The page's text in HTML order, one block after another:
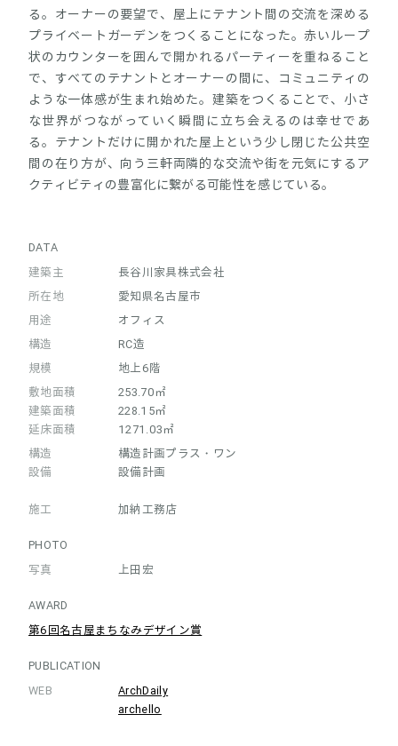
る。オーナーの要望で、屋上にテナント間の交流を深める
プライベートガーデンをつくることになった。赤いループ
状のカウンターを囲んで開かれるパーティーを重ねること
で、すべてのテナントとオーナーの間に、コミュニティの
ような一体感が生まれ始めた。建築をつくることで、小さ
な世界がつながっていく瞬間に立ち会えるのは幸せであ
る。テナントだけに開かれた屋上という少し閉じた公共空
間の在り方が、向う三軒両隣的な交流や街を元気にするア
クティビティの豊富化に繋がる可能性を感じている。
DATA
建築主
長谷川家具株式会社
所在地
愛知県名古屋市
用途
オフィス
構造
RC造
規模
地上6階
敷地面積
建築面積
延床面積
253.70㎡
228.15㎡
1271.03㎡
構造
設備
施工
構造計画プラス・ワン
設備計画
加納工務店
PHOTO
写真
上田宏
AWARD
第6回名古屋まちなみデザイン賞
PUBLICATION
WEB
ArchDaily
archello